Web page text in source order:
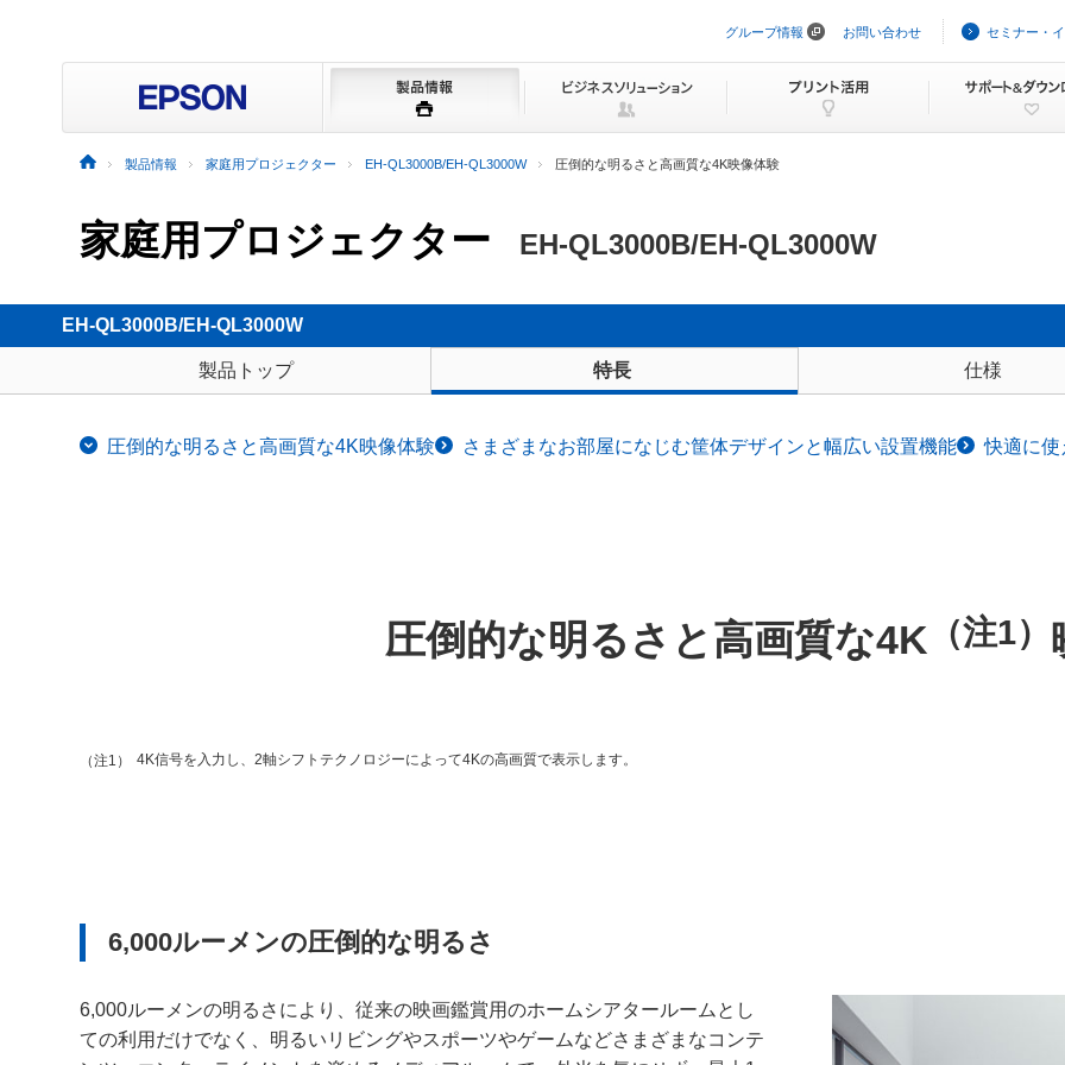
ビ
ョ
を
ッ
プ
グループ情報 お問い合わせ セミナー・
製品情報 家庭用プロジェクター EH-QL3000B/EH-QL3000W 圧倒的な明るさと高画質な4K映像体験
家庭用プロジェクター EH-QL3000B/EH-QL3000W
EH-QL3000B/EH-QL3000W
製品トップ 特長 仕様
圧倒的な明るさと高画質な4K映像体験 さまざまなお部屋になじむ筐体デザインと幅広い設置機能 快適に使
圧倒的な明るさと高画質な4K （注1）
（注1） 4K信号を入力し、2軸シフトテクノロジーによって4Kの高画質で表示します。
6,000ルーメンの圧倒的な明るさ
6,000ルーメンの明るさにより、従来の映画鑑賞用のホームシアタールームとし
ての利用だけでなく、明るいリビングやスポーツやゲームなどさまざまなコンテ